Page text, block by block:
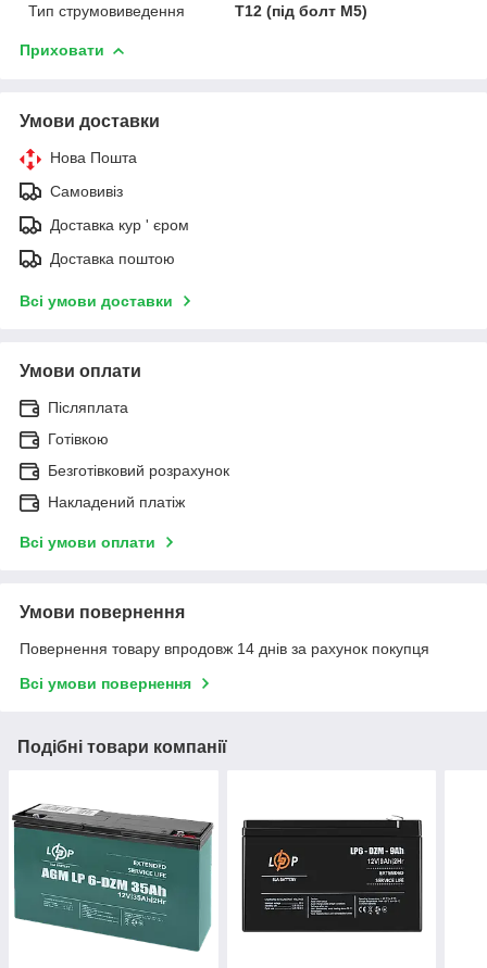
Тип струмовиведення
T12 (під болт М5)
Приховати
Умови доставки
Нова Пошта
Самовивіз
Доставка кур ' єром
Доставка поштою
Всі умови доставки
Умови оплати
Післяплата
Готівкою
Безготівковий розрахунок
Накладений платіж
Всі умови оплати
Умови повернення
Повернення товару впродовж 14 днів за рахунок покупця
Всі умови повернення
Подібні товари компанії